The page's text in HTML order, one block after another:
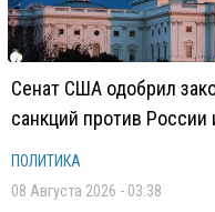
Сенат США одобрил
санкций против России
ПОЛИТИКА
08 Августа 2026 - 03:38